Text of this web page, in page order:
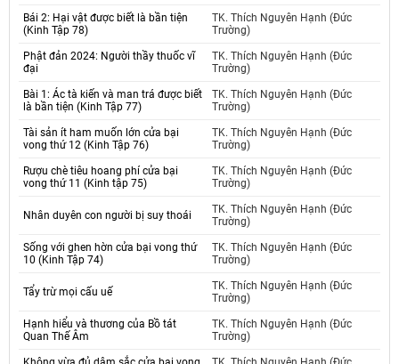
Bái 2: Hại vật được biết là bần tiện
(Kinh Tập 78)
TK. Thích Nguyên Hạnh (Đức
Trường)
Phật đản 2024: Người thầy thuốc vĩ
đại
TK. Thích Nguyên Hạnh (Đức
Trường)
Bài 1: Ác tà kiến và man trá được biết
là bần tiện (Kinh Tập 77)
TK. Thích Nguyên Hạnh (Đức
Trường)
Tài sản ít ham muốn lớn cửa bại
vong thứ 12 (Kinh Tập 76)
TK. Thích Nguyên Hạnh (Đức
Trường)
Rượu chè tiêu hoang phí cửa bại
vong thứ 11 (Kinh tập 75)
TK. Thích Nguyên Hạnh (Đức
Trường)
Nhân duyên con người bị suy thoái
TK. Thích Nguyên Hạnh (Đức
Trường)
Sống với ghen hờn cửa bại vong thứ
10 (Kinh Tập 74)
TK. Thích Nguyên Hạnh (Đức
Trường)
Tẩy trừ mọi cấu uế
TK. Thích Nguyên Hạnh (Đức
Trường)
Hạnh hiểu và thương của Bồ tát
Quan Thế Âm
TK. Thích Nguyên Hạnh (Đức
Trường)